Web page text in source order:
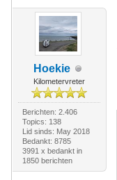
Hoekie
Kilometervreter
Berichten: 2.406
Topics: 138
Lid sinds: May 2018
Bedankt: 8785
3991 x bedankt in
1850 berichten